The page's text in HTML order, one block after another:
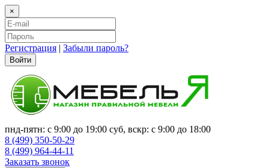
×
Регистрация | Забыли пароль?
Войти
пнд-пятн: с 9:00 до 19:00 суб, вскр: с 9:00 до 18:00
8 (499) 350-50-29
8 (499) 964-44-11
Заказать звонок